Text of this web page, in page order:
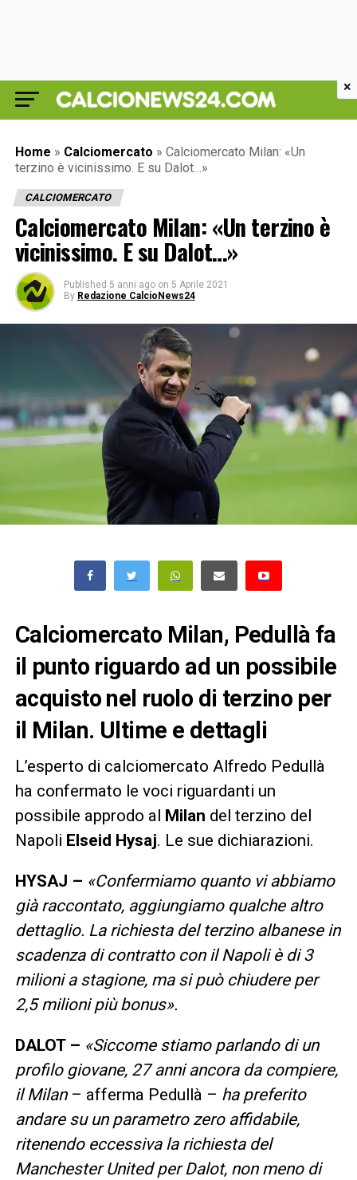
Home » Calciomercato » Calciomercato Milan: «Un
terzino è vicinissimo. E su Dalot…»
CALCIOMERCATO
Calciomercato Milan: «Un terzino è
vicinissimo. E su Dalot…»
Published 5 anni ago on 5 Aprile 2021
By Redazione CalcioNews24
Calciomercato Milan, Pedullà fa
il punto riguardo ad un possibile
acquisto nel ruolo di terzino per
il Milan. Ultime e dettagli
L’esperto di calciomercato Alfredo Pedullà
ha confermato le voci riguardanti un
possibile approdo al
Milan del terzino del
Napoli Elseid Hysaj. Le sue dichiarazioni.
HYSAJ – «Confermiamo quanto vi abbiamo
già raccontato, aggiungiamo qualche altro
dettaglio. La richiesta del terzino albanese in
scadenza di contratto con il Napoli è di 3
milioni a stagione, ma si può chiudere per
2,5 milioni più bonus».
DALOT – «Siccome stiamo parlando di un
profilo giovane, 27 anni ancora da compiere,
il Milan – afferma Pedullà – ha preferito
andare su un parametro zero affidabile,
ritenendo eccessiva la richiesta del
Manchester United per Dalot, non meno di
×